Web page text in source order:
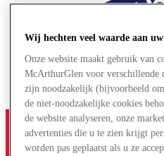
Wij hechten veel waarde aan
Onze website maakt gebruik van
McArthurGlen voor verschillende
zijn noodzakelijk (bijvoorbeeld
de niet-noodzakelijke cookies
de website analyseren, onze
advertenties die u te zien krijgt
worden pas geplaatst als u ze